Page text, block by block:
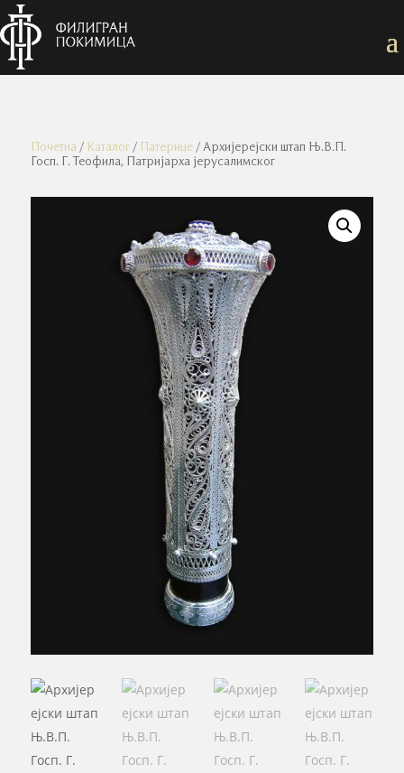
Почетна/ Каталог/ Патерице/ Архијерејски штап Њ.В.П.
Госп. Г. Теофила, Патријарха јерусалимског